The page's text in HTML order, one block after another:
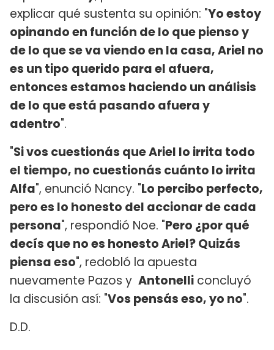
explicar qué sustenta su opinión: "Yo estoy
opinando en función de lo que pienso y
de lo que se va viendo en la casa, Ariel no
es un tipo querido para el afuera,
entonces estamos haciendo un análisis
de lo que está pasando afuera y
adentro".
"Si vos cuestionás que Ariel lo irrita todo
el tiempo, no cuestionás cuánto lo irrita
Alfa", enunció Nancy. "Lo percibo perfecto,
pero es lo honesto del accionar de cada
persona", respondió Noe. "Pero ¿por qué
decís que no es honesto Ariel? Quizás
piensa eso", redobló la apuesta
nuevamente Pazos y Antonelli concluyó
la discusión así: "Vos pensás eso, yo no".
D.D.